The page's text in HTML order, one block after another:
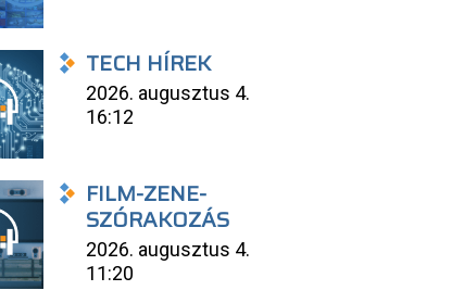
TECH HÍREK
2026. augusztus 4.
16:12
FILM-ZENE-
SZÓRAKOZÁS
2026. augusztus 4.
11:20